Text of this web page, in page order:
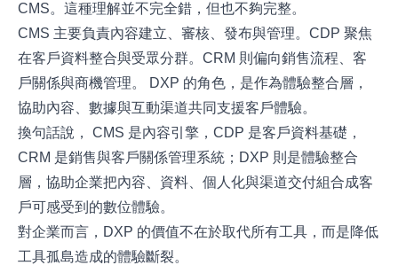
CMS。這種理解並不完全錯，但也不夠完整。
CMS 主要負責內容建立、審核、發布與管理。CDP 聚焦
在客戶資料整合與受眾分群。CRM 則偏向銷售流程、客
戶關係與商機管理。 DXP 的角色，是作為體驗整合層，
協助內容、數據與互動渠道共同支援客戶體驗。
換句話說， CMS 是內容引擎，CDP 是客戶資料基礎，
CRM 是銷售與客戶關係管理系統；DXP 則是體驗整合
層，協助企業把內容、資料、個人化與渠道交付組合成客
戶可感受到的數位體驗。
對企業而言，DXP 的價值不在於取代所有工具，而是降低
工具孤島造成的體驗斷裂。